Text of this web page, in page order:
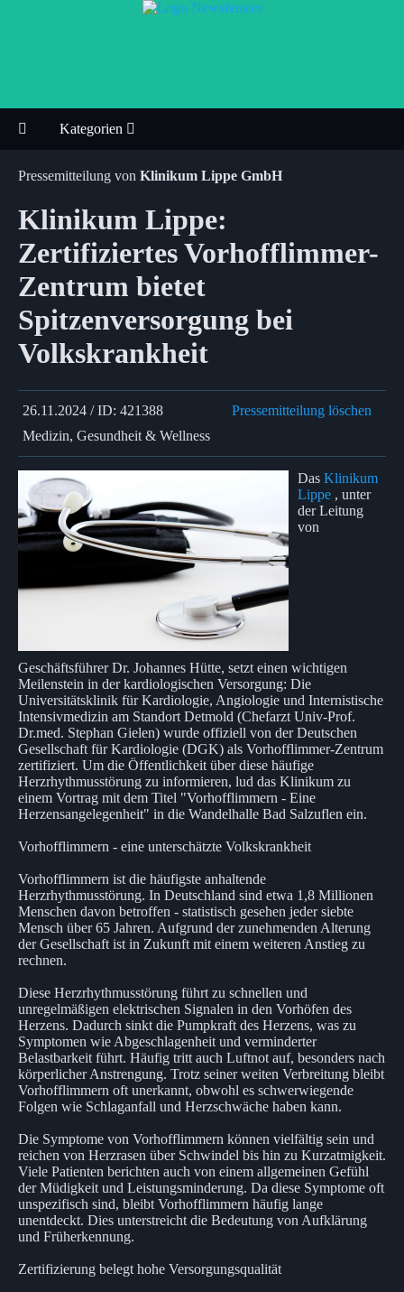
Kategorien
Pressemitteilung von Klinikum Lippe GmbH
Klinikum Lippe:
Zertifiziertes Vorhofflimmer-
Zentrum bietet
Spitzenversorgung bei
Volkskrankheit
26.11.2024 / ID: 421388
Pressemitteilung löschen
Medizin, Gesundheit & Wellness
Das Klinikum
Lippe , unter
der Leitung
von
Geschäftsführer Dr. Johannes Hütte, setzt einen wichtigen
Meilenstein in der kardiologischen Versorgung: Die
Universitätsklinik für Kardiologie, Angiologie und Internistische
Intensivmedizin am Standort Detmold (Chefarzt Univ-Prof.
Dr.med. Stephan Gielen) wurde offiziell von der Deutschen
Gesellschaft für Kardiologie (DGK) als Vorhofflimmer-Zentrum
zertifiziert. Um die Öffentlichkeit über diese häufige
Herzrhythmusstörung zu informieren, lud das Klinikum zu
einem Vortrag mit dem Titel "Vorhofflimmern - Eine
Herzensangelegenheit" in die Wandelhalle Bad Salzuflen ein.
Vorhofflimmern - eine unterschätzte Volkskrankheit
Vorhofflimmern ist die häufigste anhaltende
Herzrhythmusstörung. In Deutschland sind etwa 1,8 Millionen
Menschen davon betroffen - statistisch gesehen jeder siebte
Mensch über 65 Jahren. Aufgrund der zunehmenden Alterung
der Gesellschaft ist in Zukunft mit einem weiteren Anstieg zu
rechnen.
Diese Herzrhythmusstörung führt zu schnellen und
unregelmäßigen elektrischen Signalen in den Vorhöfen des
Herzens. Dadurch sinkt die Pumpkraft des Herzens, was zu
Symptomen wie Abgeschlagenheit und verminderter
Belastbarkeit führt. Häufig tritt auch Luftnot auf, besonders nach
körperlicher Anstrengung. Trotz seiner weiten Verbreitung bleibt
Vorhofflimmern oft unerkannt, obwohl es schwerwiegende
Folgen wie Schlaganfall und Herzschwäche haben kann.
Die Symptome von Vorhofflimmern können vielfältig sein und
reichen von Herzrasen über Schwindel bis hin zu Kurzatmigkeit.
Viele Patienten berichten auch von einem allgemeinen Gefühl
der Müdigkeit und Leistungsminderung. Da diese Symptome oft
unspezifisch sind, bleibt Vorhofflimmern häufig lange
unentdeckt. Dies unterstreicht die Bedeutung von Aufklärung
und Früherkennung.
Zertifizierung belegt hohe Versorgungsqualität